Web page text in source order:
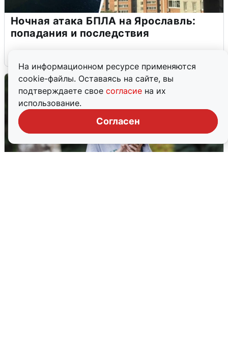
На информационном ресурсе применяются
cookie-файлы. Оставаясь на сайте, вы
подтверждаете свое согласие на их
использование.
Согласен
Ночная атака БПЛА на Ярославль:
попадания и последствия